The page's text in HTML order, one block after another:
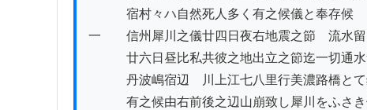
宿村々ハ自然死人多く有之候儀と奉存候
一　　信州犀川之儀廿四日夜右地震之節ゟ流水留
廿六日昼比私共彼之地出立之節迄一切通水
丹波嶋宿辺ゟ川上江七八里行美濃路橋とて
有之候由右前後之辺山崩致し犀川をふさき